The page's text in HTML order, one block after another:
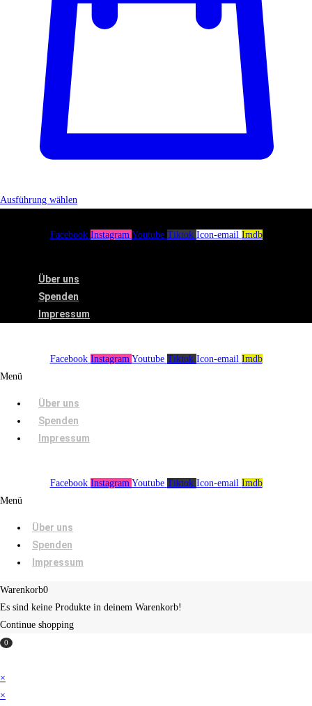
Ausführung wählen
Facebook Instagram Youtube Tiktok Icon-email Imdb
Über uns
Spenden
Impressum
Facebook Instagram Youtube Tiktok Icon-email Imdb
Menü
Über uns
Spenden
Impressum
Facebook Instagram Youtube Tiktok Icon-email Imdb
Menü
Über uns
Spenden
Impressum
Warenkorb0
Es sind keine Produkte in deinem Warenkorb!
Continue shopping
0
×
×